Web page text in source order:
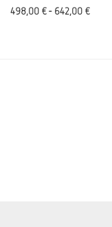
498,00 €- 642,00 €